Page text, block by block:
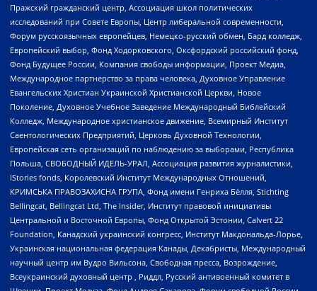
Пражский гражданский центр, Ассоциация школ политических
исследований при Совете Европы, Центр либеральной современности,
Форум русскоязычных европейцев, Немецко-русский обмен, Бард колледж,
Европейский выбор, Фонд Ходорковского, Оксфордский российский фонд,
Фонд Будущее России, Компания свободы информации, Проект Медиа,
Международное партнерство за права человека, Духовное Управление
Евангельских Христиан Украинской Христианской Церкви, Новое
Поколение, Духовное Учебное Заведение Международный Библейский
Колледж, Международное христианское движение, Всемирный Институт
Саентологических Предприятий, Церковь Духовной Технологии,
Европейская сеть организаций по наблюдению за выборами, Республика
Польша, СВОБОДНЫЙ ИДЕЛЬ-УРАЛ, Ассоциация развития журналистики,
IStories fonds, Королевский Институт Международных Отношений,
КРИМСЬКА ПРАВОЗАХИСНА ГРУПА, Фонд имени Генриха Бёлля, Stichting
Bellingcat, Bellingcat Ltd, The Insider, Институт правовой инициативы
Центральной и Восточной Европы, Фонд Открытой Эстонии, Calvert 22
Foundation, Канадский украинский конгресс, Институт Макдональда-Лорье,
Украинская национальная федерация Канады, Декабристы, Международный
научный центр им Вудро Вильсона, Свободная пресса, Возрождение,
Всеукраинский духовный центр , Риддл, Русский антивоенный комитет в